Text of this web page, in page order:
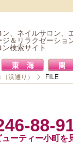
、ネイルサロン、
ジ＆リラクゼーショ
ン検索サイト
浜通り） FILE
88-
ューティー小町を